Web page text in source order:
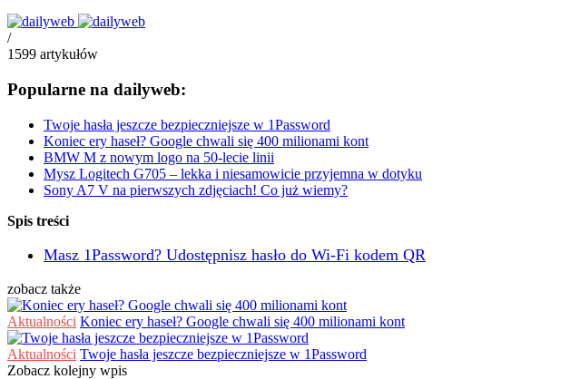
/
1599 artykułów
Popularne na dailyweb:
Twoje hasła jeszcze bezpieczniejsze w 1Password
Koniec ery haseł? Google chwali się 400 milionami kont
BMW M z nowym logo na 50-lecie linii
Mysz Logitech G705 – lekka i niesamowicie przyjemna w dotyku
Sony A7 V na pierwszych zdjęciach! Co już wiemy?
Spis treści
Masz 1Password? Udostępnisz hasło do Wi-Fi kodem QR
zobacz także
Aktualności Koniec ery haseł? Google chwali się 400 milionami kont
Aktualności Twoje hasła jeszcze bezpieczniejsze w 1Password
Zobacz kolejny wpis